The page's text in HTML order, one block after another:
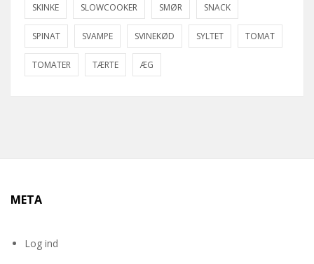
SKINKE SLOWCOOKER SMØR SNACK
SPINAT SVAMPE SVINEKØD SYLTET TOMAT
TOMATER TÆRTE ÆG
META
Log ind